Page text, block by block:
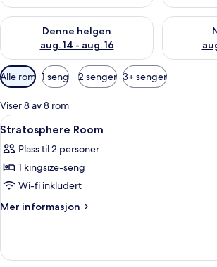
Denne helgen
aug. 14 - aug. 16
Sjekk tilgjengelighet for denne helgen, aug.
Sjekk
Tilgjengelige
filtre
for
rom
Alle rom 1 seng 2 senger 3+ senger
Viser 8 av 8 rom
Åpne
alle
bildene
av
Stratosphere
Room
Sengetøy
4
Stratosphere Room
Plass til 2 personer
1 kingsize-seng
Wi-fi inkludert
Mer informasjon
Mer
Room